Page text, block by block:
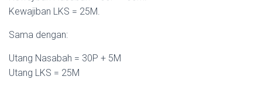
Kewajiban LKS = 25M.
Sama dengan:
Utang Nasabah = 30P + 5M
Utang LKS = 25M